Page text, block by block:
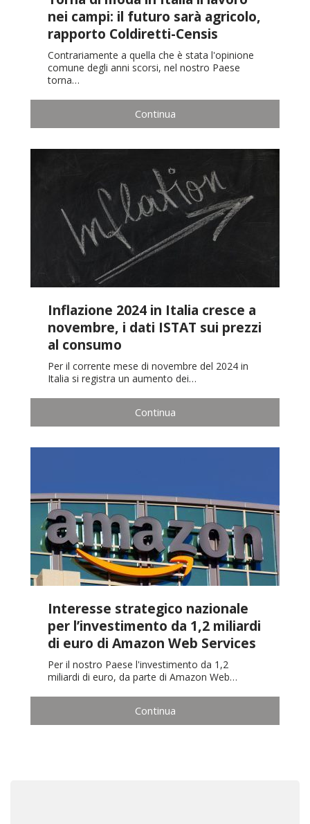
nei campi: il futuro sarà agricolo,
rapporto Coldiretti-Censis
Contrariamente a quella che è stata l'opinione
comune degli anni scorsi, nel nostro Paese
torna…
Continua
Inflazione 2024 in Italia cresce a
novembre, i dati ISTAT sui prezzi
al consumo
Per il corrente mese di novembre del 2024 in
Italia si registra un aumento dei…
Continua
Interesse strategico nazionale
per l’investimento da 1,2 miliardi
di euro di Amazon Web Services
Per il nostro Paese l'investimento da 1,2
miliardi di euro, da parte di Amazon Web…
Continua